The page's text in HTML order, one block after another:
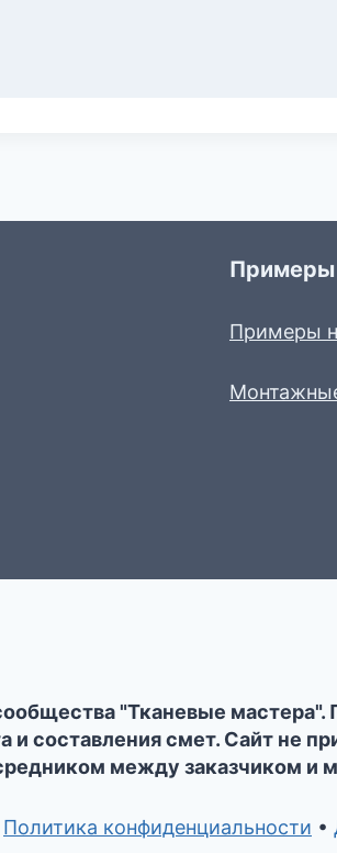
Примеры
Примеры
"Тканевые
составления смет. Сайт не
между заказчиком и
Политика конфиденциальности •